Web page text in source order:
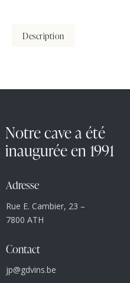
Description
Notre cave a été
inaugurée en 1991
Adresse
Rue E. Cambier, 23 –
7800 ATH
Contact
jp@gdvins.be